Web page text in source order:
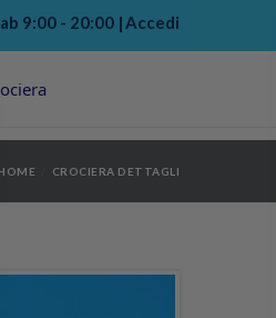
>
>
9:00 - 20:00 |Accedi
CROCIERA DETTAGLI